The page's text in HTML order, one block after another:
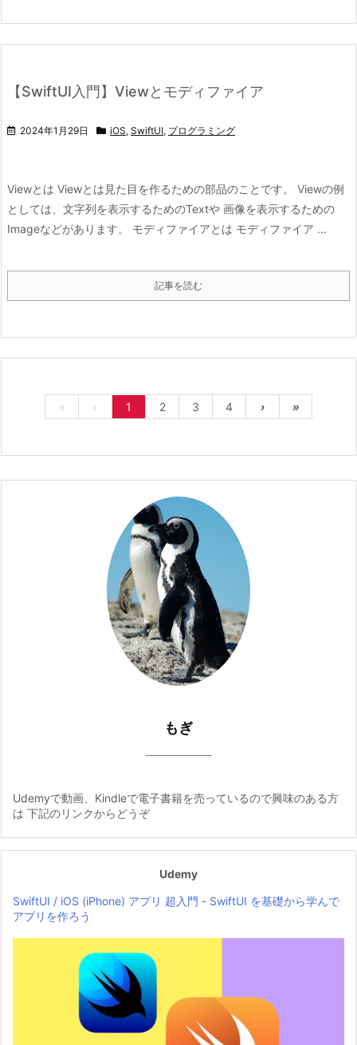
【SwiftUI入門】Viewとモディファイア
2024年1月29日 iOS, SwiftUI, プログラミング
Viewとは Viewとは見た目を作るための部品のことです。 Viewの例
としては、文字列を表示するためのTextや 画像を表示するための
Imageなどがあります。 モディファイアとは モディファイア ...
記事を読む
« ‹ 1 2 3 4 › »
もぎ
Udemyで動画、Kindleで電子書籍を売っているので興味のある方
は 下記のリンクからどうぞ
Udemy
SwiftUI / iOS (iPhone) アプリ 超入門 - SwiftUI を基礎から学んで
アプリを作ろう